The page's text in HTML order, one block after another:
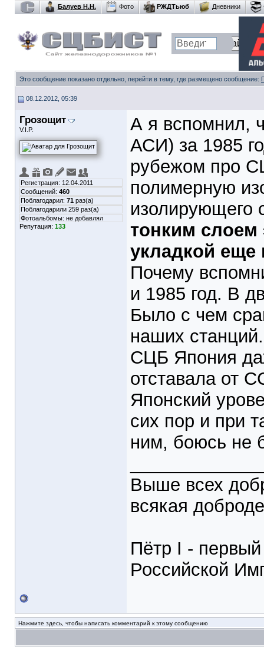
Балуев Н.Н. Фото РЖДТьюб Дневники
Это сообщение показано отдельно, перейти в тему, где размещено сообщение:
08.12.2012, 05:39
Грозощит
V.I.P.
Регистрация: 12.04.2011
Сообщений: 460
Поблагодарил: 71 раз(а)
Поблагодарили 259 раз(а)
Фотоальбомы: не добавлял
Репутация: 133
А я вспомнил,
АСИ) за 1985
рубежом про
полимерную
изолирующего
тонким
укладкой еще
Почему
и 1985 год. В
Было с чем
наших
СЦБ Япония
отставала от
Японский
сих пор и при
ним, боюсь не
Выше всех
всякая
Пётр I -
Российской
Нажмите здесь, чтобы написать комментарий к этому сообщению